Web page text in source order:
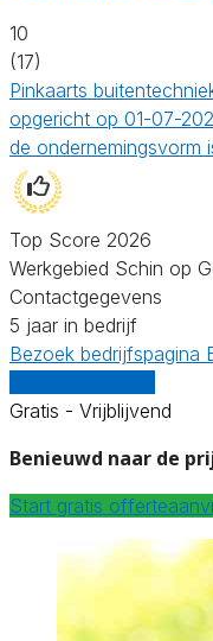
10
(17)
Pinkaarts
opgericht op 01-07-
de ondernemingsvorm
Top Score 2026
Werkgebied Schin op
Contactgegevens
5 jaar in bedrijf
Bezoek bedrijfspagina
Gratis - Vrijblijvend
Benieuwd naar de
Start gratis